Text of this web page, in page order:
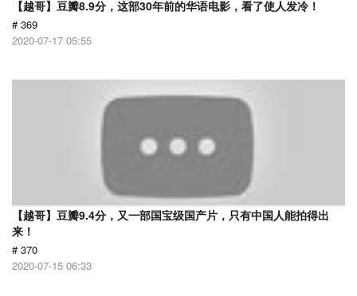
【越哥】豆瓣8.9分，这部30年前的华语电影，看了使人发冷！
# 369
2020-07-17 05:55
【越哥】豆瓣9.4分，又一部国宝级国产片，只有中国人能拍得出
来！
# 370
2020-07-15 06:33